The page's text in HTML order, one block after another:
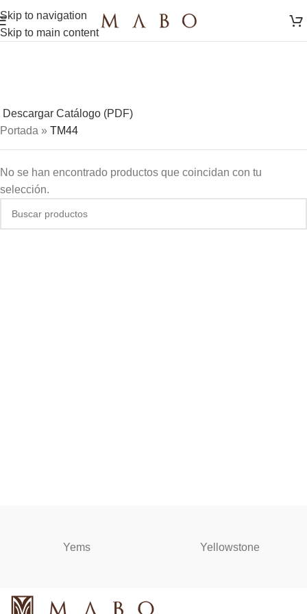
Skip to navigation
Skip to main content
Descargar Catálogo (PDF)
Portada » TM44
No se han encontrado productos que coincidan con tu
selección.
Yems Yellowstone